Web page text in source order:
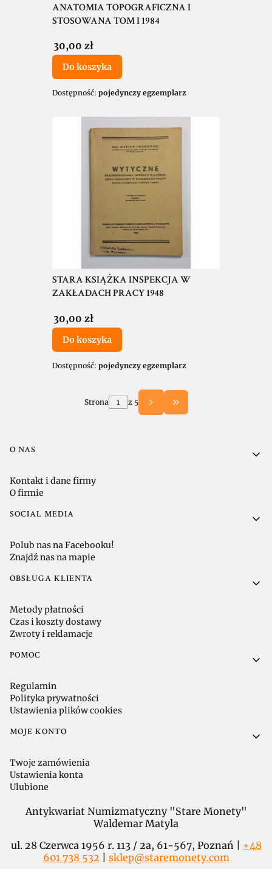
ANATOMIA TOPOGRAFICZNA I
STOSOWANA TOM I 1984
Cena
30,00 zł
Do koszyka
Dostępność: pojedynczy egzemplarz
STARA KSIĄŻKA INSPEKCJA W
ZAKŁADACH PRACY 1948
Cena
30,00 zł
Do koszyka
Dostępność: pojedynczy egzemplarz
Strona z 5 Przejdź do ostatniej
Linki w stopce
O NAS
Kontakt i dane firmy
O firmie
SOCIAL MEDIA
Polub nas na Facebooku!
Znajdź nas na mapie
OBSŁUGA KLIENTA
Metody płatności
Czas i koszty dostawy
Zwroty i reklamacje
POMOC
Regulamin
Polityka prywatności
Ustawienia plików cookies
MOJE KONTO
Twoje zamówienia
Ustawienia konta
Ulubione
Antykwariat Numizmatyczny "Stare Monety"
Waldemar Matyla
ul. 28 Czerwca 1956 r. 113 / 2a, 61-567, Poznań | +48
601 738 532
sklep@staremonety.com